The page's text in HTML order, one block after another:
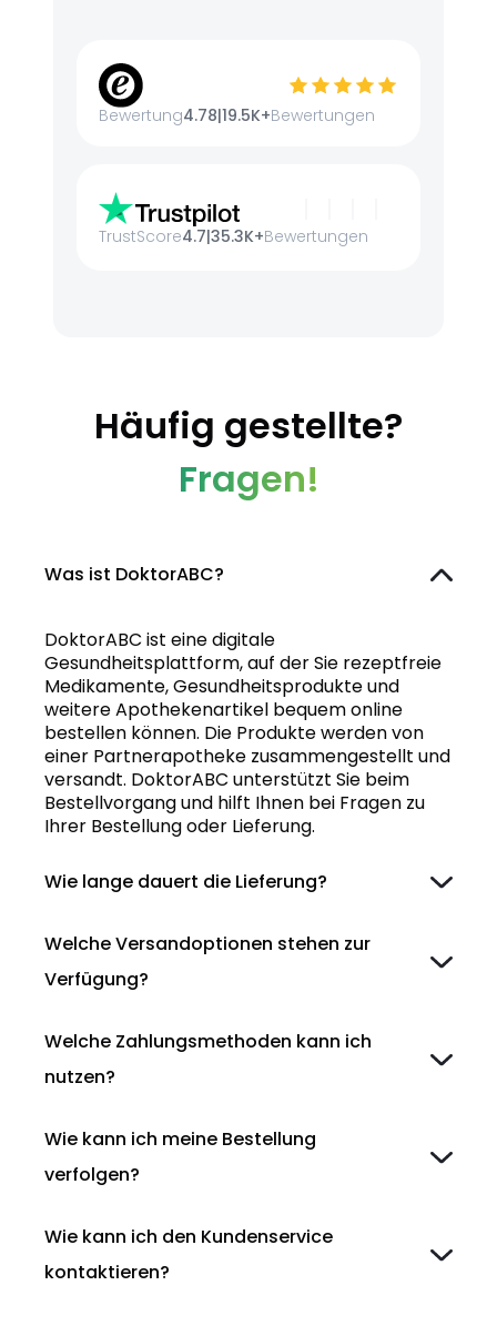
Bewertung4.78|19.5K+Bewertungen
TrustScore4.7|35.3K+Bewertungen
Häufig gestellte?
Fragen!
Was ist DoktorABC?
DoktorABC ist eine digitale
Gesundheitsplattform, auf der Sie rezeptfreie
Medikamente, Gesundheitsprodukte und
weitere Apothekenartikel bequem online
bestellen können. Die Produkte werden von
einer Partnerapotheke zusammengestellt und
versandt. DoktorABC unterstützt Sie beim
Bestellvorgang und hilft Ihnen bei Fragen zu
Ihrer Bestellung oder Lieferung.
Wie lange dauert die Lieferung?
Welche Versandoptionen stehen zur
Verfügung?
Welche Zahlungsmethoden kann ich
nutzen?
Wie kann ich meine Bestellung
verfolgen?
Wie kann ich den Kundenservice
kontaktieren?